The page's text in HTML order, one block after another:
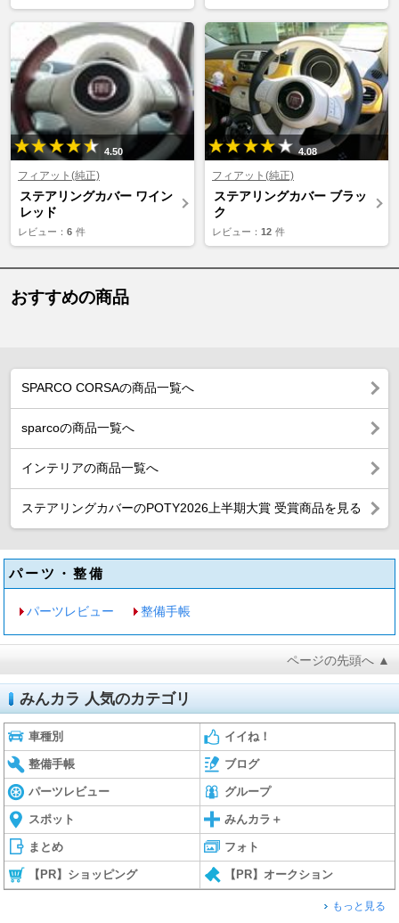
4.50
フィアット(純正)
ステアリングカバー ワイン
レッド
レビュー： 6 件
4.08
フィアット(純正)
ステアリングカバー ブラッ
ク
レビュー： 12 件
おすすめの商品
SPARCO CORSAの商品一覧へ
sparcoの商品一覧へ
インテリアの商品一覧へ
ステアリングカバーのPOTY2026上半期大賞 受賞商品を見る
パーツ・整備
パーツレビュー 整備手帳
ページの先頭へ ▲
みんカラ 人気のカテゴリ
車種別 イイね！
整備手帳 ブログ
パーツレビュー グループ
スポット みんカラ＋
まとめ フォト
【PR】ショッピング 【PR】オークション
もっと見る